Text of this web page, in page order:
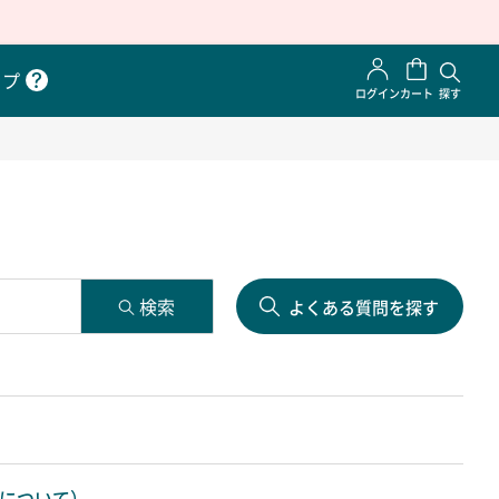
ログインカート 探す
よくある質問を探す